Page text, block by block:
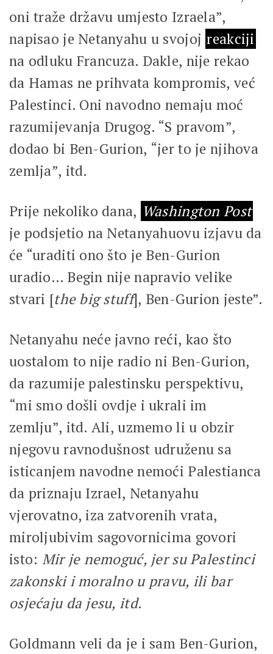
oni traže državu umjesto Izraela”,
napisao je Netanyahu u svojoj reakciji
na odluku Francuza. Dakle, nije rekao
da Hamas ne prihvata kompromis, već
Palestinci. Oni navodno nemaju moć
razumijevanja Drugog. “S pravom”,
dodao bi Ben-Gurion, “jer to je njihova
zemlja”, itd.
Prije nekoliko dana, Washington Post
je podsjetio na Netanyahuovu izjavu da
će “uraditi ono što je Ben-Gurion
uradio… Begin nije napravio velike
stvari [the big stuff], Ben-Gurion jeste”.
Netanyahu neće javno reći, kao što
uostalom to nije radio ni Ben-Gurion,
da razumije palestinsku perspektivu,
“mi smo došli ovdje i ukrali im
zemlju”, itd. Ali, uzmemo li u obzir
njegovu ravnodušnost udruženu sa
isticanjem navodne nemoći Palestianca
da priznaju Izrael, Netanyahu
vjerovatno, iza zatvorenih vrata,
miroljubivim sagovornicima govori
isto: Mir je nemoguć, jer su Palestinci
zakonski i moralno u pravu, ili bar
osjećaju da jesu, itd.
Goldmann veli da je i sam Ben-Gurion,